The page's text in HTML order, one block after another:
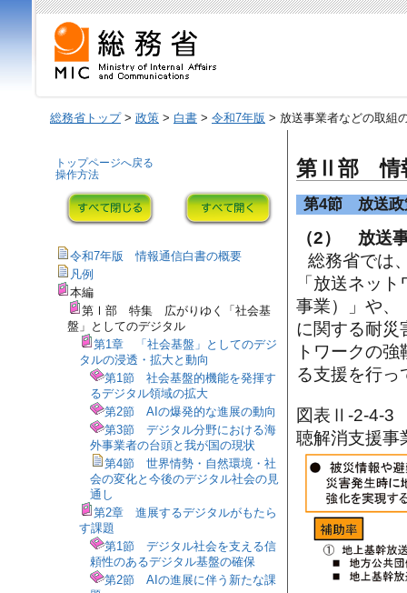
総務省トップ> 政策 > 白書 > 令和7年版 > 放送事業者などの取組
第Ⅱ部 情
第4節 放送政
（2） 放送
総務省では
「放送ネッ
事業）」や、
に関する耐災
トワークの
る支援を行っ
図表Ⅱ-2-4-3
聴解消支援事
トップページへ戻る
操作方法
令和7年版 情報通信白書の概要
凡例
本編
第Ⅰ部 特集 広がりゆく「社会基
盤」としてのデジタル
第1章 「社会基盤」としてのデジ
タルの浸透・拡大と動向
第1節 社会基盤的機能を発揮す
るデジタル領域の拡大
第2節 AIの爆発的な進展の動向
第3節 デジタル分野における海
外事業者の台頭と我が国の現状
第4節 世界情勢・自然環境・社
会の変化と今後のデジタル社会の見
通し
第2章 進展するデジタルがもたら
す課題
第1節 デジタル社会を支える信
頼性のあるデジタル基盤の確保
第2節 AIの進展に伴う新たな課